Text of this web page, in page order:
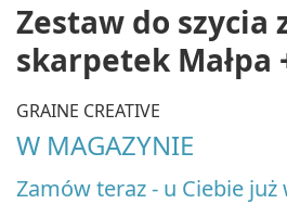
Zestaw do szycia
skarpetek Małpa
GRAINE CREATIVE
W MAGAZYNIE
Zamów teraz - u Ciebie już